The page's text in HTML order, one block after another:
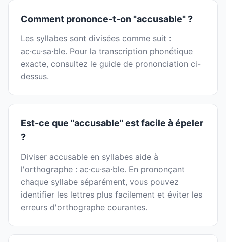
Comment prononce-t-on "accusable" ?
Les syllabes sont divisées comme suit :
ac·cu·sa·ble. Pour la transcription phonétique
exacte, consultez le guide de prononciation ci-
dessus.
Est-ce que "accusable" est facile à épeler
?
Diviser accusable en syllabes aide à
l'orthographe : ac·cu·sa·ble. En prononçant
chaque syllabe séparément, vous pouvez
identifier les lettres plus facilement et éviter les
erreurs d'orthographe courantes.